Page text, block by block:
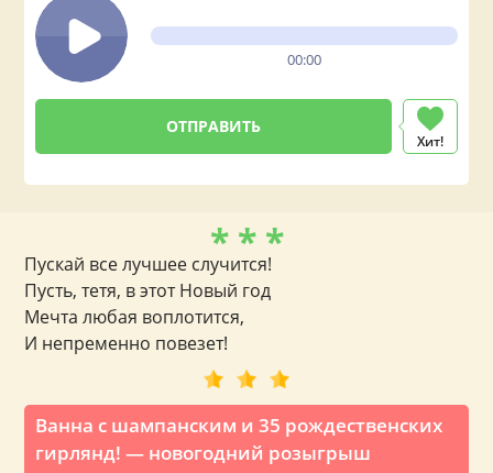
00:00
Хит!
Ванна с шампанским и 35 рождественских
гирлянд! — новогодний розыгрыш
* * *
Пускай все лучшее случится!
Пусть, тетя, в этот Новый год
Мечта любая воплотится,
И непременно повезет!